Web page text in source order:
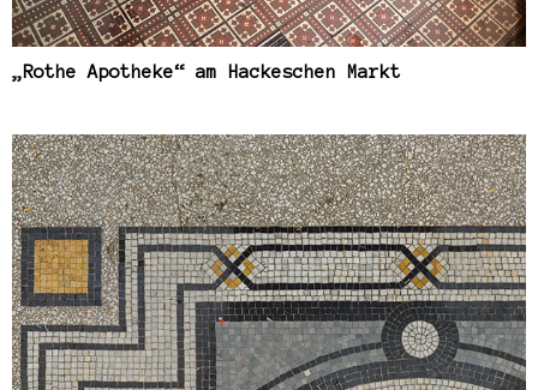
„Rothe Apotheke“ am Hackeschen Markt